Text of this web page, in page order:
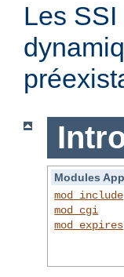
Les
Modules
mod_include
mod_cgi
mod_expires